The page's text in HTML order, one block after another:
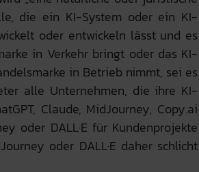
die ein KI-System oder ein KI-
oder entwickeln lässt und es
in Verkehr bringt oder das KI-
in Betrieb nimmt, sei es
alle Unternehmen, die ihre KI-
Claude, MidJourney, Copy.ai
oder DALL·E für Kundenprojekte
oder DALL·E daher schlicht